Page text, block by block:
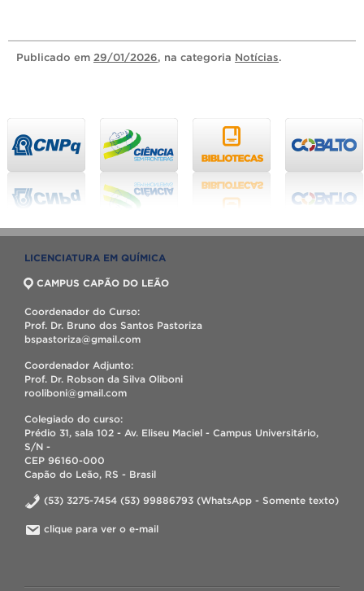
Publicado em 29/01/2026, na categoria Notícias.
LICENCIATURA EM QUÍMICA
CAMPUS CAPÃO DO LEÃO
Coordenador do Curso:
Prof. Dr. Bruno dos Santos Pastoriza
bspastoriza@gmail.com
Coordenador Adjunto:
Prof. Dr. Robson da Silva Oliboni
rooliboni@gmail.com
Colegiado do curso:
Prédio 31, sala 102 - Av. Eliseu Maciel - Campus Universitário,
S/N -
CEP 96160-000
Capão do Leão, RS - Brasil
(53) 3275-7454 (53) 99886793 (WhatsApp - Somente texto)
clique para ver o e-mail